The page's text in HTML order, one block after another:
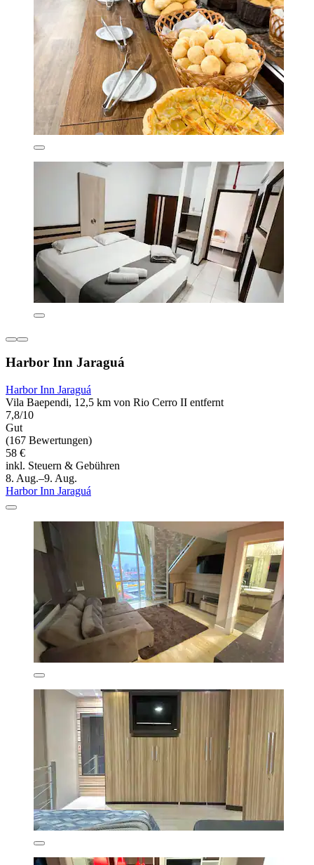
Harbor Inn Jaraguá
Harbor Inn Jaraguá
Vila Baependi, 12,5 km von Rio Cerro II entfernt
7,8/10
Gut
(167 Bewertungen)
58 €
inkl. Steuern & Gebühren
8. Aug.–9. Aug.
Harbor Inn Jaraguá